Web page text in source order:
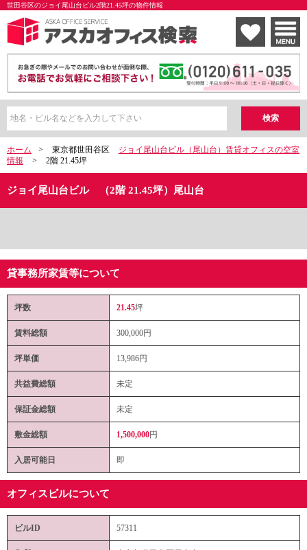
世田谷区のジョイ尾山台ビル2階21.45坪の物件情報
ホーム > 東京都世田谷区
ジョイ尾山台ビル（尾山台）賃貸オフィスの空室
情報
> 2階 21.45坪
ジョイ尾山台ビル （2階 21.45坪）尾山台
貸事務所家賃等について
坪数 21.45坪
賃料総額 300,000円
坪単価 13,986円
共益費総額 未定
保証金総額 未定
敷金総額 1,500,000円
入居可能日 即
オフィスビルについて
ビルID 57311